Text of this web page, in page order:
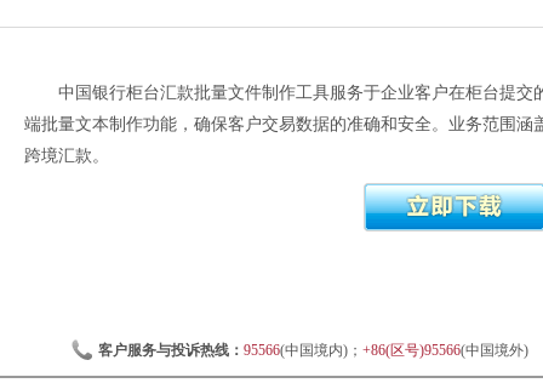
中国银行柜台汇款批量文件制作工具服务于企业客户在柜台提
端批量文本制作功能，确保客户交易数据的准确和安全。业务范围
跨境汇款。
客户服务与投诉热线： 95566(中国境内)； +86(区号)95566(中国境外)